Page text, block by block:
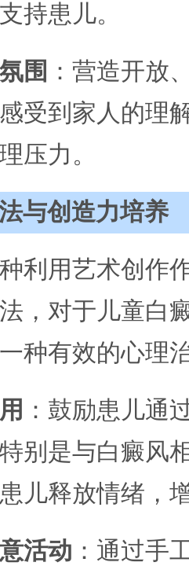
持患儿。
围 ：营造开放
受到家人的理
压力。
与创造力培养
利用艺术创作
，对于儿童白
种有效的心理
：鼓励患儿通
别是与白癜风
儿释放情绪，
活动 ：通过手